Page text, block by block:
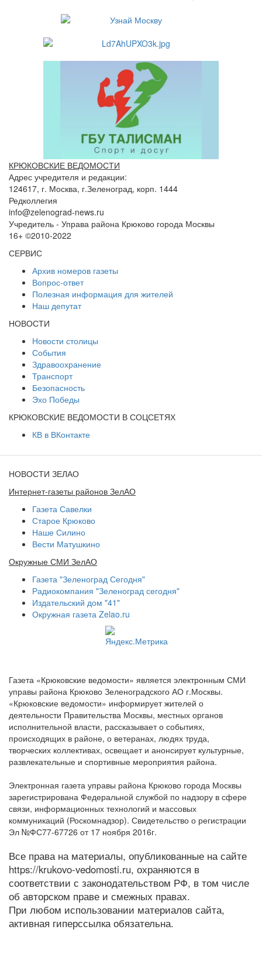
КРЮКОВСКИЕ ВЕДОМОСТИ
Адрес учредителя и редакции:
124617, г. Москва, г.Зеленоград, корп. 1444
Редколлегия
info@zelenograd-news.ru
Учредитель - Управа района Крюково города Москвы
16+ ©2010-2022
СЕРВИС
Архив номеров газеты
Вопрос-ответ
Полезная информация для жителей
Наш депутат
НОВОСТИ
Новости столицы
События
Здравоохранение
Транспорт
Безопасность
Эхо Победы
КРЮКОВСКИЕ ВЕДОМОСТИ В СОЦСЕТЯХ
КВ в ВКонтакте
НОВОСТИ ЗЕЛАО
Интернет-газеты районов ЗелАО
Газета Савелки
Старое Крюково
Наше Силино
Вести Матушкино
Окружные СМИ ЗелАО
Газета "Зеленоград Сегодня"
Радиокомпания "Зеленоград сегодня"
Издательский дом "41"
Окружная газета Zelao.ru
Газета «Крюковские ведомости» является электронным СМИ
управы района Крюково Зеленоградского АО г.Москвы.
«Крюковские ведомости» информирует жителей о
деятельности Правительства Москвы, местных органов
исполнительной власти, рассказывает о событиях,
происходящих в районе, о ветеранах, людях труда,
творческих коллективах, освещает и анонсирует культурные,
развлекательные и спортивные мероприятия района.
Электронная газета управы района Крюково города Москвы
зарегистрирована Федеральной службой по надзору в сфере
связи, информационных технологий и массовых
коммуникаций (Роскомнадзор). Свидетельство о регистрации
Эл №ФС77-67726 от 17 ноября 2016г.
Все права на материалы, опубликованные на сайте
https://krukovo-vedomosti.ru, охраняются в
соответствии с законодательством РФ, в том числе
об авторском праве и смежных правах.
При любом использовании материалов сайта,
активная гиперссылка обязательна.